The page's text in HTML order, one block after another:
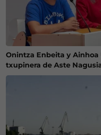
Onintza Enbeita y Ainhoa
txupinera de Aste